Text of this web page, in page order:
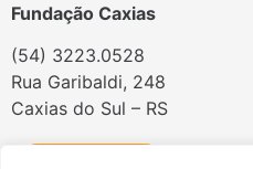
Fundação Caxias
(54) 3223.0528
Rua Garibaldi, 248
Caxias do Sul – RS